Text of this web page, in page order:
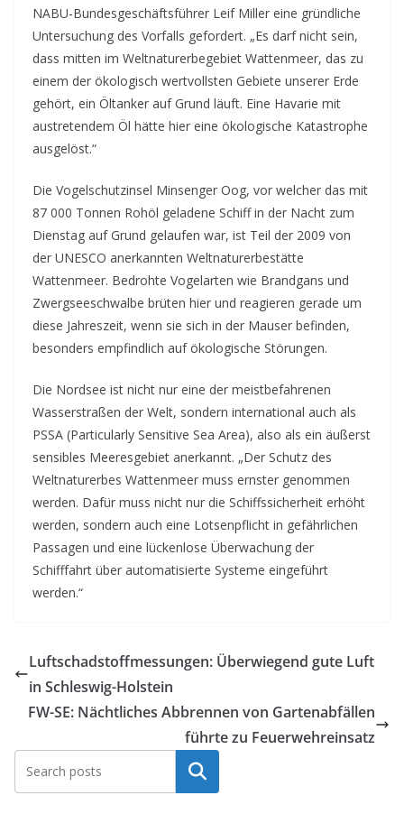
NABU-Bundesgeschäftsführer Leif Miller eine gründliche
Untersuchung des Vorfalls gefordert. „Es darf nicht sein,
dass mitten im Weltnaturerbegebiet Wattenmeer, das zu
einem der ökologisch wertvollsten Gebiete unserer Erde
gehört, ein Öltanker auf Grund läuft. Eine Havarie mit
austretendem Öl hätte hier eine ökologische Katastrophe
ausgelöst.“
Die Vogelschutzinsel Minsenger Oog, vor welcher das mit
87 000 Tonnen Rohöl geladene Schiff in der Nacht zum
Dienstag auf Grund gelaufen war, ist Teil der 2009 von
der UNESCO anerkannten Weltnaturerbestätte
Wattenmeer. Bedrohte Vogelarten wie Brandgans und
Zwergseeschwalbe brüten hier und reagieren gerade um
diese Jahreszeit, wenn sie sich in der Mauser befinden,
besonders empfindlich auf ökologische Störungen.
Die Nordsee ist nicht nur eine der meistbefahrenen
Wasserstraßen der Welt, sondern international auch als
PSSA (Particularly Sensitive Sea Area), also als ein äußerst
sensibles Meeresgebiet anerkannt. „Der Schutz des
Weltnaturerbes Wattenmeer muss ernster genommen
werden. Dafür muss nicht nur die Schiffssicherheit erhöht
werden, sondern auch eine Lotsenpflicht in gefährlichen
Passagen und eine lückenlose Überwachung der
Schifffahrt über automatisierte Systeme eingeführt
werden.“
Luftschadstoffmessungen: Überwiegend gute Luft
in Schleswig-Holstein
FW-SE: Nächtliches Abbrennen von Gartenabfällen
führte zu Feuerwehreinsatz
Suchen